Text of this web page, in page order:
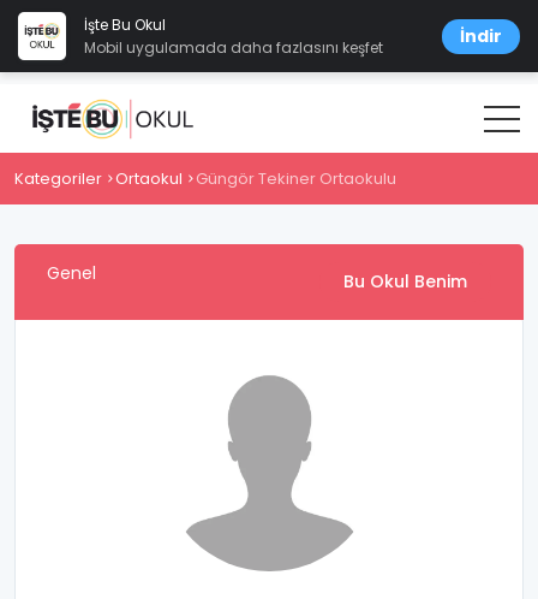
İşte Bu Okul
Mobil uygulamada daha fazlasını keşfet
İndir
Kategoriler Ortaokul Güngör Tekiner Ortaokulu
Genel Bu Okul Benim